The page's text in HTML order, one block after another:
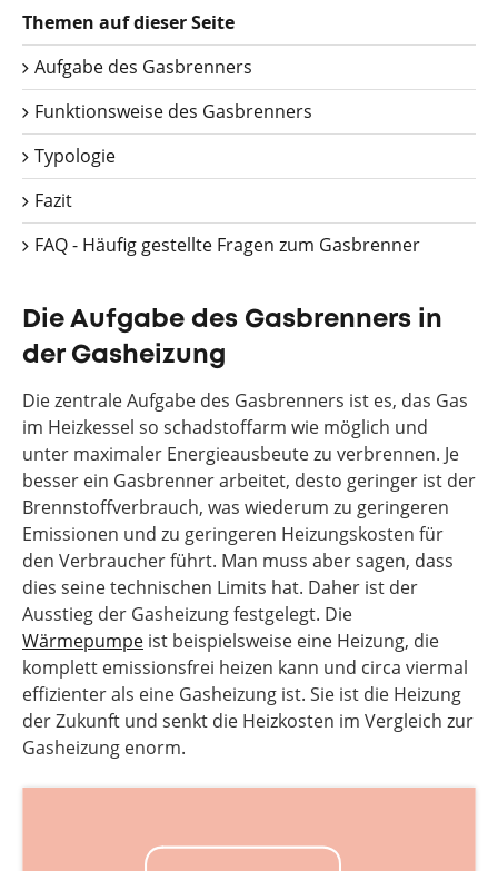
Themen auf dieser Seite
Aufgabe des Gasbrenners
Funktionsweise des Gasbrenners
Typologie
Fazit
FAQ - Häufig gestellte Fragen zum Gasbrenner
Die Aufgabe des Gasbrenners in
der Gasheizung
Die zentrale Aufgabe des Gasbrenners ist es, das Gas
im Heizkessel so schadstoffarm wie möglich und
unter maximaler Energieausbeute zu verbrennen. Je
besser ein Gasbrenner arbeitet, desto geringer ist der
Brennstoffverbrauch, was wiederum zu geringeren
Emissionen und zu geringeren Heizungskosten für
den Verbraucher führt. Man muss aber sagen, dass
dies seine technischen Limits hat. Daher ist der
Ausstieg der Gasheizung festgelegt. Die
Wärmepumpe ist beispielsweise eine Heizung, die
komplett emissionsfrei heizen kann und circa viermal
effizienter als eine Gasheizung ist. Sie ist die Heizung
der Zukunft und senkt die Heizkosten im Vergleich zur
Gasheizung enorm.